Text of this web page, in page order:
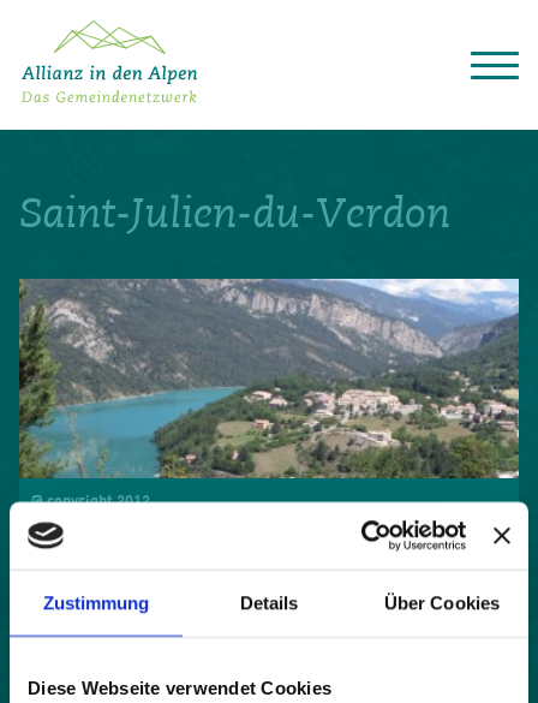
Zustimmung Details Über Cookies
Diese Webseite verwendet Cookies
Projekte
Aktuelles
Termine
DeutschItaliano Français Slovenščina English
Saint-Julien-du-Verdon
@ copyright 2012
Karte
Frankreich